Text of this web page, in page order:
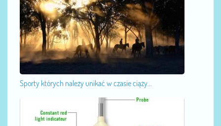
Sporty których należy unikać w czasie ciąży...